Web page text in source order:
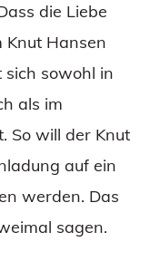
die Liebe
Knut Hansen
sich sowohl in
als im
So will der Knut
auf ein
werden. Das
sagen.